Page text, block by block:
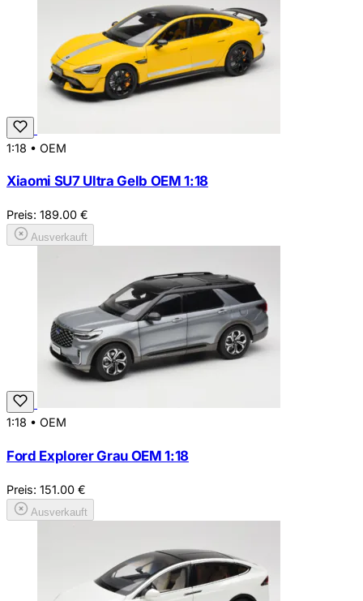
1:18 • OEM
Xiaomi SU7 Ultra Gelb OEM 1:18
Preis: 189.00 €
Ausverkauft
1:18 • OEM
Ford Explorer Grau OEM 1:18
Preis: 151.00 €
Ausverkauft